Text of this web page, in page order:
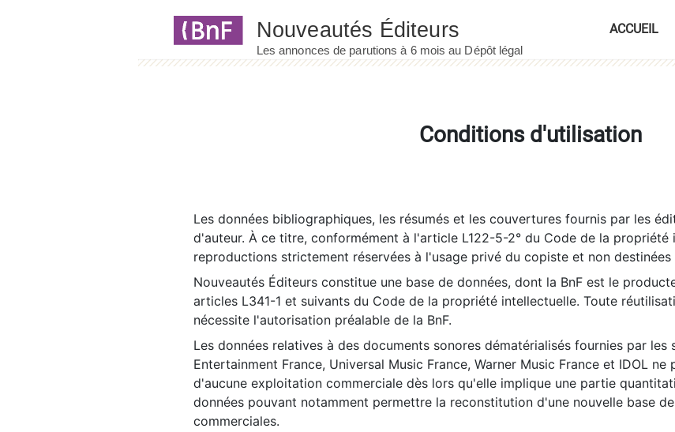
ACCUEIL
Conditions d'utilisation
Les données bibliographiques, les résumés et les couvertures fournis par les
d'auteur. À ce titre, conformément à l'article L122-5-2° du Code de la propriété
reproductions strictement réservées à l'usage privé du copiste et non
Nouveautés Éditeurs constitue une base de données, dont la BnF est le
articles L341-1 et suivants du Code de la propriété intellectuelle. Toute
nécessite l'autorisation préalable de la BnF.
Les données relatives à des documents sonores dématérialisés fournies par les
Entertainment France, Universal Music France, Warner Music France et IDOL
d'aucune exploitation commerciale dès lors qu'elle implique une partie
données pouvant notamment permettre la reconstitution d'une nouvelle base
commerciales.